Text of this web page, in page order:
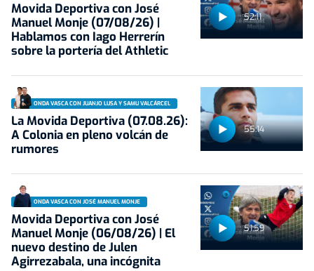
52:11
Movida Deportiva con José
Manuel Monje (07/08/26) |
Hablamos con Iago Herrerín
sobre la portería del Athletic
55:14
ONDA VASCA CON JUANJO LUSA Y SAMU VALCÁRCEL
La Movida Deportiva (07.08.26):
A Colonia en pleno volcán de
rumores
51:59
ONDA VASCA CON JOSÉ MANUEL MONJE
Movida Deportiva con José
Manuel Monje (06/08/26) | El
nuevo destino de Julen
Agirrezabala, una incógnita